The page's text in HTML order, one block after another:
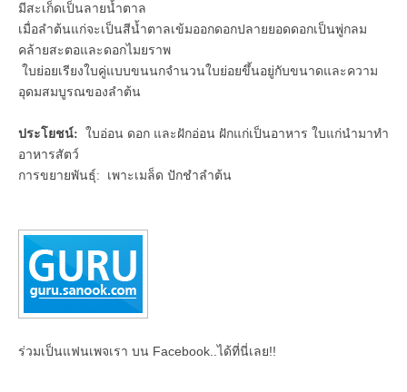
มีสะเก็ดเป็นลายน้ำตาล
เมื่อลำต้นแก่จะเป็นสีน้ำตาลเข้มออกดอกปลายยอดดอกเป็นพู่กลม
คล้ายสะตอและดอกไมยราพ
ใบย่อยเรียงใบคู่แบบขนนกจำนวนใบย่อยขึ้นอยู่กับขนาดและความ
อุดมสมบูรณของลำต้น
ประโยชน์: ใบอ่อน ดอก และฝักอ่อน ฝักแก่เป็นอาหาร ใบแก่นำมาทำ
อาหารสัตว์
การขยายพันธุ์: เพาะเมล็ด ปักชำลำต้น
ร่วมเป็นแฟนเพจเรา บน Facebook..ได้ที่นี่เลย!!